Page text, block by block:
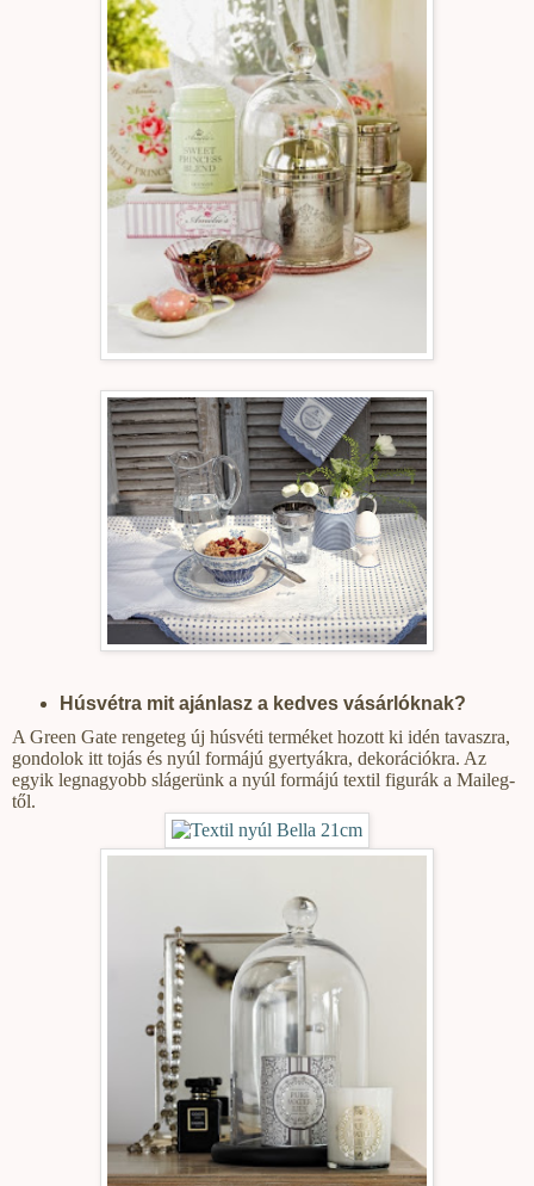
Húsvétra mit ajánlasz a kedves vásárlóknak?
A Green Gate rengeteg új húsvéti terméket hozott ki idén tavaszra,
gondolok itt tojás és nyúl formájú gyertyákra, dekorációkra. Az
egyik legnagyobb slágerünk a nyúl formájú textil figurák a Maileg-
től.